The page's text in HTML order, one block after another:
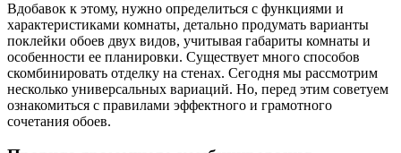
Вдобавок к этому, нужно определиться с функциями и
характеристиками комнаты, детально продумать варианты
поклейки обоев двух видов, учитывая габариты комнаты и
особенности ее планировки. Существует много способов
скомбинировать отделку на стенах. Сегодня мы рассмотрим
несколько универсальных вариаций. Но, перед этим советуем
ознакомиться с правилами эффектного и грамотного
сочетания обоев.